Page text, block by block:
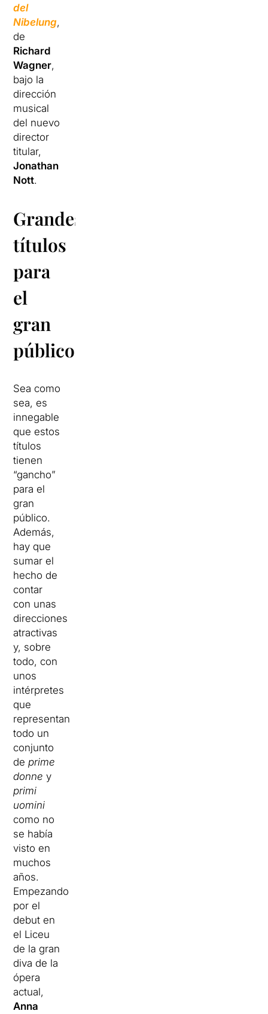
del
Nibelung,
de
Richard
Wagner,
bajo la
dirección
musical
del nuevo
director
titular,
Jonathan
Nott.
Grandes
títulos
para
el
gran
público
Sea como
sea, es
innegable
que estos
títulos
tienen
“gancho”
para el
gran
público.
Además,
hay que
sumar el
hecho de
contar
con unas
direcciones
atractivas
y, sobre
todo, con
unos
intérpretes
que
representan
todo un
conjunto
deprime
donne y
primi
uomini
como no
se había
visto en
muchos
años.
Empezando
por el
debut en
el Liceu
de la gran
diva de la
ópera
actual,
Anna